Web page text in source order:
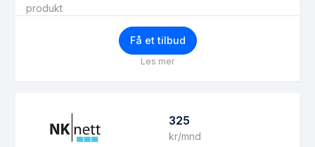
produkt
Få et tilbud
Les mer
325
kr/mnd